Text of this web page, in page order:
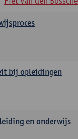
bij opleidingen
en onderwijs